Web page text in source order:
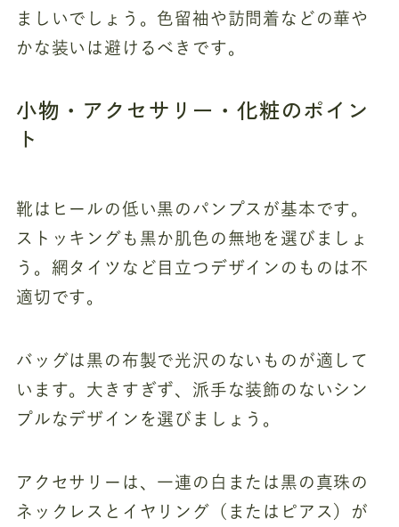
ましいでしょう。色留袖や訪問着などの華や
かな装いは避けるべきです。
小物・アクセサリー・化粧のポイン
ト
靴はヒールの低い黒のパンプスが基本です。
ストッキングも黒か肌色の無地を選びましょ
う。網タイツなど目立つデザインのものは不
適切です。
バッグは黒の布製で光沢のないものが適して
います。大きすぎず、派手な装飾のないシン
プルなデザインを選びましょう。
アクセサリーは、一連の白または黒の真珠の
ネックレスとイヤリング（またはピアス）が